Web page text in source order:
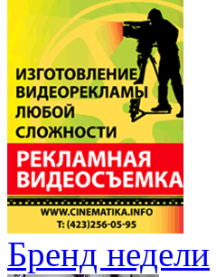
Бренд недели